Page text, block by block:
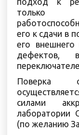
только
его к сдачи в
его внешнего
дефектов,
Поверка
силами
лаборатории
(по желанию